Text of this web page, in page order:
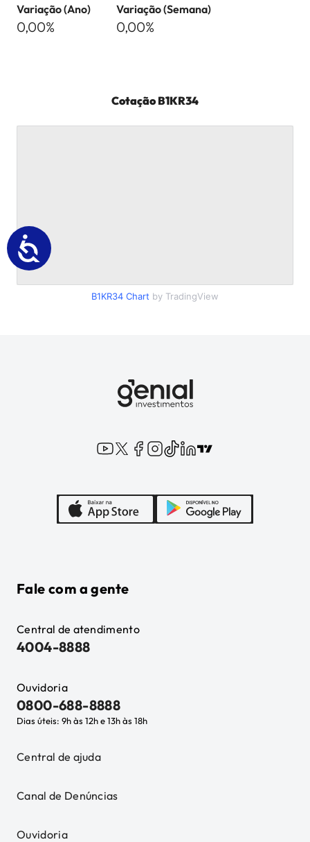
Variação (Ano)
0,00%
Variação (Semana)
0,00%
CotaçãoB1KR34
B1KR34 Chart by TradingView
Fale com a gente
Central de atendimento
4004-8888
Ouvidoria
0800-688-8888
Dias úteis: 9h às 12h e 13h às 18h
Central de ajuda
Canal de Denúncias
Ouvidoria